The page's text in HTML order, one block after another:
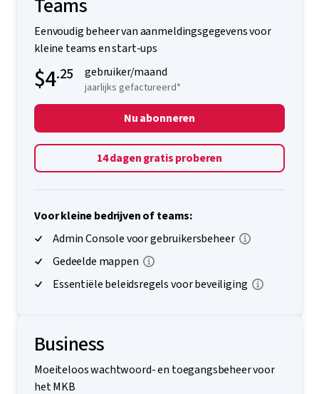
Teams
Eenvoudig beheer van aanmeldingsgegevens voor
kleine teams en start-ups
$4.25 gebruiker/maand
jaarlijks gefactureerd*
Nu abonneren
14 dagen gratis proberen
Business